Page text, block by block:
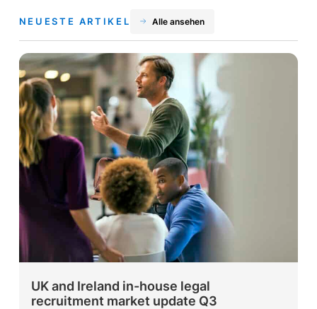
NEUESTE ARTIKEL Alle ansehen
UK and Ireland in-house legal
recruitment market update Q3